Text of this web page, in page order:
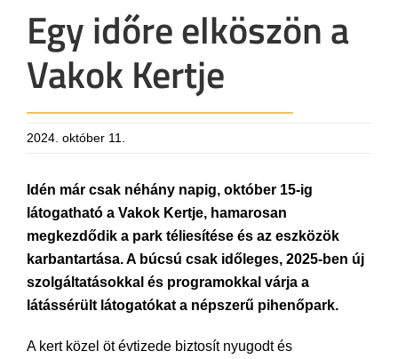
Egy időre elköszön a
Vakok Kertje
2024. október 11.
Idén már csak néhány napig, október 15-ig
látogatható a Vakok Kertje, hamarosan
megkezdődik a park téliesítése és az eszközök
karbantartása. A búcsú csak időleges, 2025-ben új
szolgáltatásokkal és programokkal várja a
látássérült látogatókat a népszerű pihenőpark.
A kert közel öt évtizede biztosít nyugodt és